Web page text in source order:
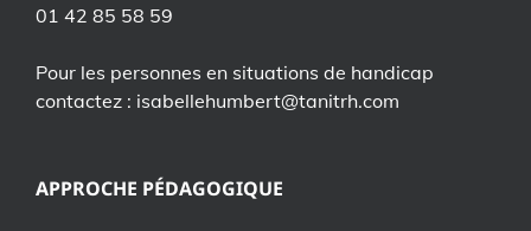
01 42 85 58 59
Pour les personnes en situations de handicap
contactez : isabellehumbert@tanitrh.com
APPROCHE PÉDAGOGIQUE